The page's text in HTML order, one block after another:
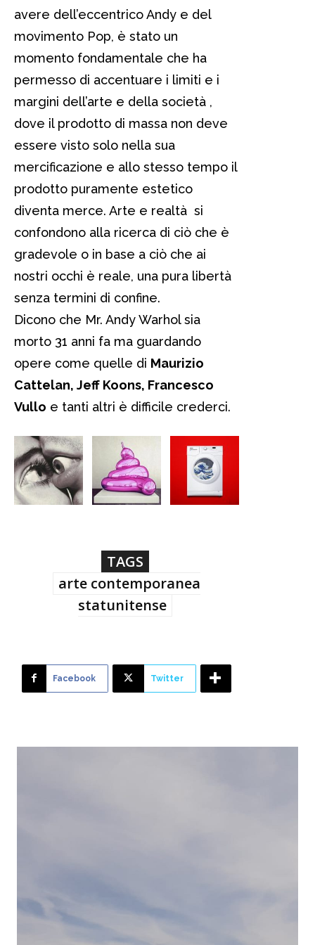
avere dell’eccentrico Andy e del
movimento Pop, è stato un
momento fondamentale che ha
permesso di accentuare i limiti e i
margini dell’arte e della società ,
dove il prodotto di massa non deve
essere visto solo nella sua
mercificazione e allo stesso tempo il
prodotto puramente estetico
diventa merce. Arte e realtà si
confondono alla ricerca di ciò che è
gradevole o in base a ciò che ai
nostri occhi è reale, una pura libertà
senza termini di confine.
Dicono che Mr. Andy Warhol sia
morto 31 anni fa ma guardando
opere come quelle di Maurizio
Cattelan, Jeff Koons, Francesco
Vullo e tanti altri è difficile crederci.
TAGS
arte contemporanea
statunitense
Facebook Twitter